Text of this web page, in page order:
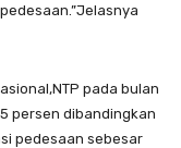
pada bulan
persen dibandingkan
pedesaan sebesar